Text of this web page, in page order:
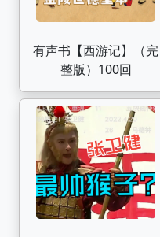
有声书【西游记】（完
整版）100回